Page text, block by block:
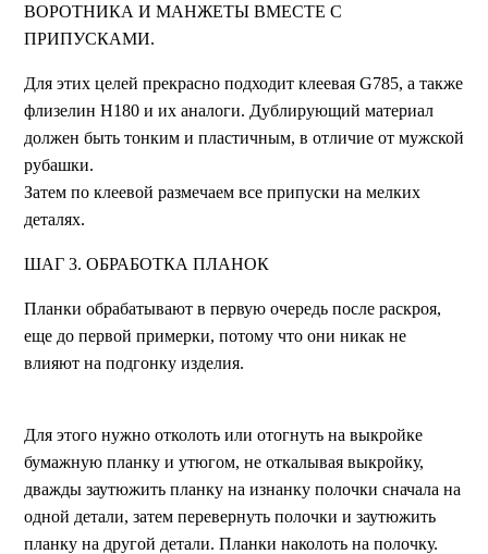
ВОРОТНИКА И МАНЖЕТЫ ВМЕСТЕ С
ПРИПУСКАМИ.
Для этих целей прекрасно подходит клеевая G785, а также
флизелин Н180 и их аналоги. Дублирующий материал
должен быть тонким и пластичным, в отличие от мужской
рубашки.
Затем по клеевой размечаем все припуски на мелких
деталях.
ШАГ 3. ОБРАБОТКА ПЛАНОК
Планки обрабатывают в первую очередь после раскроя,
еще до первой примерки, потому что они никак не
влияют на подгонку изделия.
Для этого нужно отколоть или отогнуть на выкройке
бумажную планку и утюгом, не откалывая выкройку,
дважды заутюжить планку на изнанку полочки сначала на
одной детали, затем перевернуть полочки и заутюжить
планку на другой детали. Планки наколоть на полочку.